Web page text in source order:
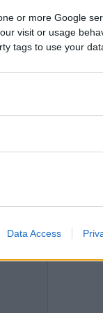
or more Google
visit or usage
tags to use your
Data Access
Vill du